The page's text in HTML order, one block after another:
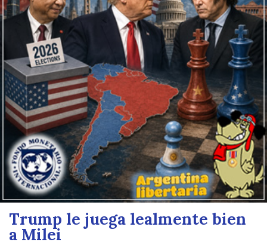
Trump le juega lealmente bien
a Milei